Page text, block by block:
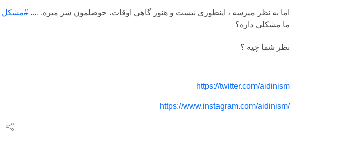
اما به نظر میرسه ، اینطوری نیست و هنوز گاهی اوقات، حوصلمون سر میره. .... #مشکل
ما مشکلی داره؟
نظر شما چیه ؟
https://twitter.com/aidinism
https://www.instagram.com/aidinism/